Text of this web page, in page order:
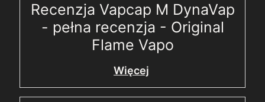
Recenzja Vapcap M DynaVap
- pełna recenzja - Original
Flame Vapo
Więcej